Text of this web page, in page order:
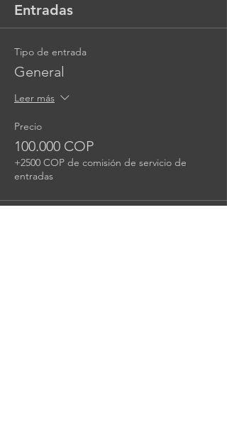
Entradas
Tipo de entrada
General
Leer más
Precio
100.000 COP
+2500 COP de comisión de servicio de
entradas